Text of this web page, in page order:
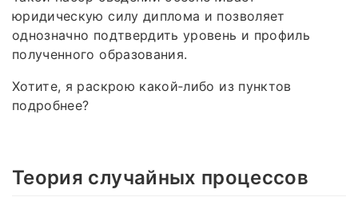
юридическую силу диплома и позволяет
однозначно подтвердить уровень и профиль
полученного образования.
Хотите, я раскрою какой‑либо из пунктов
подробнее?
Теория случайных процессов